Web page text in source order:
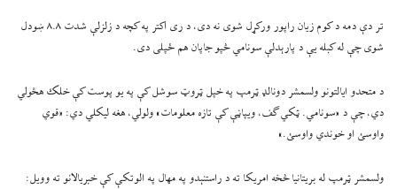
تر دې دمه د کوم زیان راپور ورکړل شوی نه دی، د ری اکتر په کچه د زلزلې شدت ۸.۸ ښودل
شوی چې له کبله یې د پارېدلې سونامي څپو جاپان هم ځپلی دی.
د متحدو ایالتونو ولسمشر دونالډ ټرمپ په خپل ټروټ سوشل کې په یو پوست کې خلک هڅولي
دي، چې د «سونامي. ټکي ګف، ویپاڼې کې تازه معلومات» ولولي، هغه لیکلي دي: «قوي
واوسئ او خوندي واوسئ.»
ولسمشر ټرمپ له بریتانیا څخه امریکا ته د راستنېدو په مهال په الوتکې کې خبریالانو ته وویل: